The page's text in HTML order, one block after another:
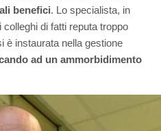
benefici. Lo specialista, in
di fatti reputa troppo
è instaurata nella gestione
ad un ammorbidimento